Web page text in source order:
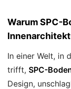
Warum SPC-
In einer Welt, in
trifft, SPC-
Design,